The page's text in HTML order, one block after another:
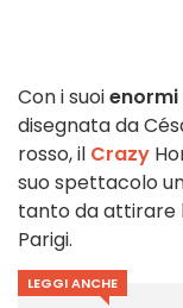
Con i suoi
disegnata da
rosso, il Crazy
suo spettacolo
tanto da attirare
Parigi.
LEGGI ANCHE